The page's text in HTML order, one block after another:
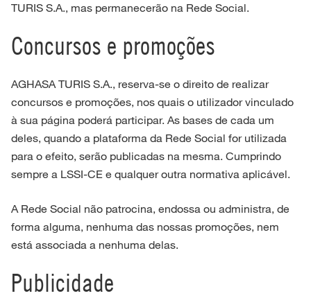
TURIS S.A., mas permanecerão na Rede Social.
Concursos e promoções
AGHASA TURIS S.A., reserva-se o direito de realizar
concursos e promoções, nos quais o utilizador vinculado
à sua página poderá participar. As bases de cada um
deles, quando a plataforma da Rede Social for utilizada
para o efeito, serão publicadas na mesma. Cumprindo
sempre a LSSI-CE e qualquer outra normativa aplicável.
A Rede Social não patrocina, endossa ou administra, de
forma alguma, nenhuma das nossas promoções, nem
está associada a nenhuma delas.
Publicidade